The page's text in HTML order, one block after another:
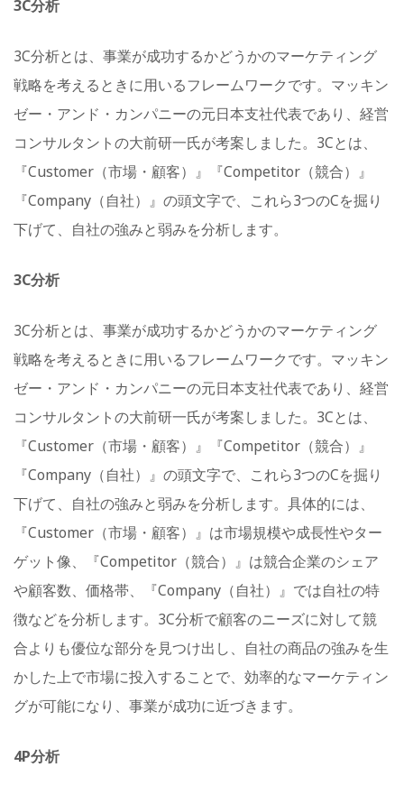
3C分析
3C分析とは、事業が成功するかどうかのマーケティング
戦略を考えるときに用いるフレームワークです。マッキン
ゼー・アンド・カンパニーの元日本支社代表であり、経営
コンサルタントの大前研一氏が考案しました。3Cとは、
『Customer（市場・顧客）』『Competitor（競合）』
『Company（自社）』の頭文字で、これら3つのCを掘り
下げて、​​自社の強みと弱みを分析します。
3C分析
3C分析とは、事業が成功するかどうかのマーケティング
戦略を考えるときに用いるフレームワークです。マッキン
ゼー・アンド・カンパニーの元日本支社代表であり、経営
コンサルタントの大前研一氏が考案しました。3Cとは、
『Customer（市場・顧客）』『Competitor（競合）』
『Company（自社）』の頭文字で、これら3つのCを掘り
下げて、​​自社の強みと弱みを分析します。具体的には、
『Customer（市場・顧客）』は市場規模や成長性やター
ゲット像、『Competitor（競合）』は競合企業のシェア
や顧客数、価格帯、『Company（自社）』では自社の特
徴などを分析します。3C分析で顧客のニーズに対して競
合よりも優位な部分を見つけ出し、自社の商品の強みを生
かした上で市場に投入することで、効率的なマーケティン
グが可能になり、事業が成功に近づきます。
4P分析